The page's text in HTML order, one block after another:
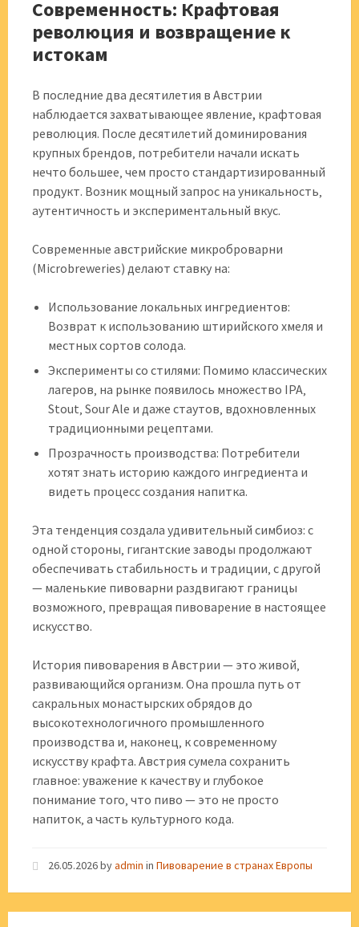
Современность: Крафтовая
революция и возвращение к
истокам
В последние два десятилетия в Австрии
наблюдается захватывающее явление, крафтовая
революция. После десятилетий доминирования
крупных брендов‚ потребители начали искать
нечто большее‚ чем просто стандартизированный
продукт. Возник мощный запрос на уникальность‚
аутентичность и экспериментальный вкус.
Современные австрийские микроброварни
(Microbreweries) делают ставку на:
Использование локальных ингредиентов:
Возврат к использованию штирийского хмеля и
местных сортов солода.
Эксперименты со стилями: Помимо классических
лагеров‚ на рынке появилось множество IPA‚
Stout‚ Sour Ale и даже стаутов‚ вдохновленных
традиционными рецептами.
Прозрачность производства: Потребители
хотят знать историю каждого ингредиента и
видеть процесс создания напитка.
Эта тенденция создала удивительный симбиоз: с
одной стороны‚ гигантские заводы продолжают
обеспечивать стабильность и традиции‚ с другой
— маленькие пивоварни раздвигают границы
возможного‚ превращая пивоварение в настоящее
искусство.
История пивоварения в Австрии — это живой‚
развивающийся организм. Она прошла путь от
сакральных монастырских обрядов до
высокотехнологичного промышленного
производства и‚ наконец‚ к современному
искусству крафта. Австрия сумела сохранить
главное: уважение к качеству и глубокое
понимание того‚ что пиво — это не просто
напиток‚ а часть культурного кода.
26.05.2026byadmin in Пивоварение в странах Европы